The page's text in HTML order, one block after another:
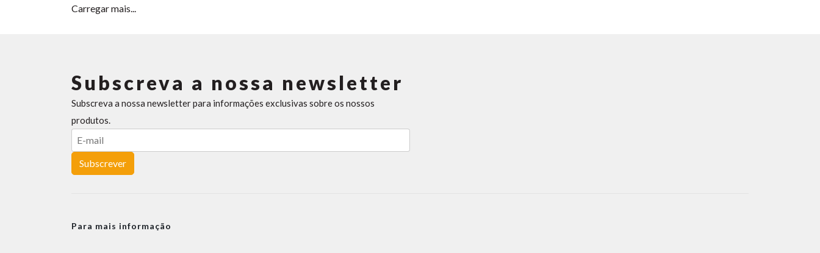
Carregar mais...
Subscreva a nossa newsletter
Subscreva a nossa newsletter para informações exclusivas sobre os nossos
produtos.
Subscrever
Para mais informação